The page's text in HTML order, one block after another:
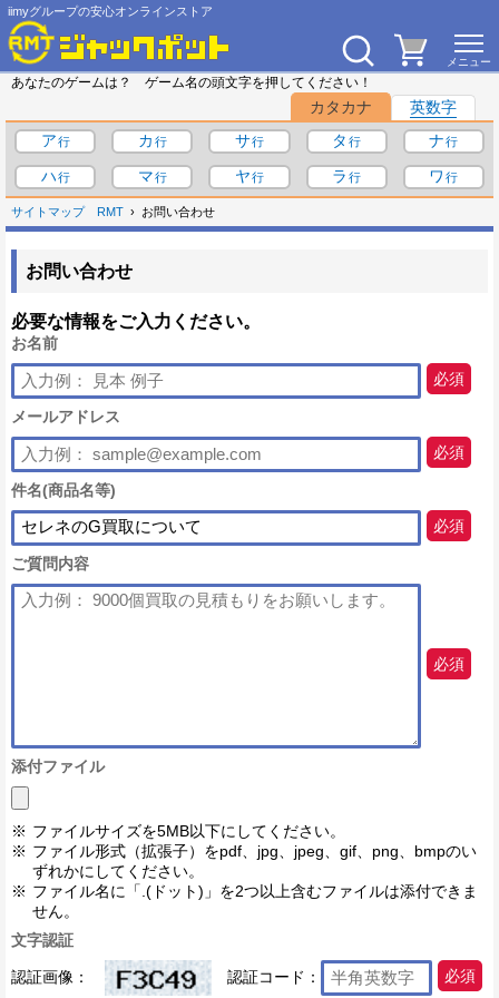
iimyグループの安心オンラインストア
あなたのゲームは？ ゲーム名の頭文字を押してください！
カタカナ
英数字
ア
カ サ タ
ナ
ハ
マ ヤ ラ ワ
サイトマップ RMT お問い合わせ
お問い合わせ
必要な情報をご入力ください。
お名前
必須
メールアドレス
必須
件名(商品名等)
必須
ご質問内容
必須
添付ファイル
ファイルサイズを5MB以下にしてください。
ファイル形式（拡張子）をpdf、jpg、jpeg、gif、png、bmpのい
ずれかにしてください。
ファイル名に「.(ドット)」を2つ以上含むファイルは添付できま
せん。
文字認証
認証画像： 認証コード： 必須